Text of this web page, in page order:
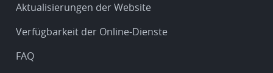
Service
support
Aktualisierungen der Website
Verfügbarkeit der Online-Dienste
FAQ